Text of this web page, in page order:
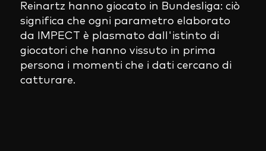
Reinartz hanno giocato in Bundesliga: ciò
significa che ogni parametro elaborato
da IMPECT è plasmato dall'istinto di
giocatori che hanno vissuto in prima
persona i momenti che i dati cercano di
catturare.